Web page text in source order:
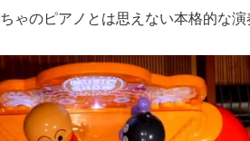
ゃのピアノとは思えない本格的な演